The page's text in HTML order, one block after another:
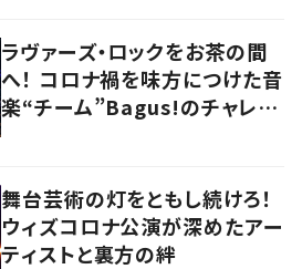
ラヴァーズ・ロックをお茶の間
へ！ コロナ禍を味方につけた音
楽“チーム”Bagus!のチャレン
舞台芸術の灯をともし続けろ！
ウィズコロナ公演が深めたアー
ティストと裏方の絆